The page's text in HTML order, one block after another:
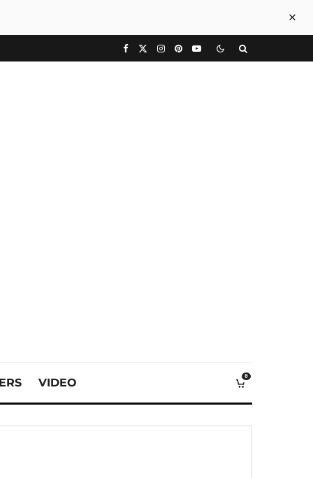
VIDEO 0